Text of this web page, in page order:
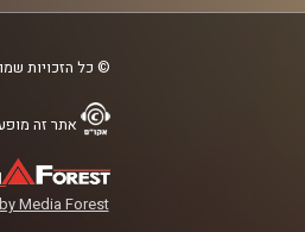
© כל הזכויות
אתר זה
Media Forest